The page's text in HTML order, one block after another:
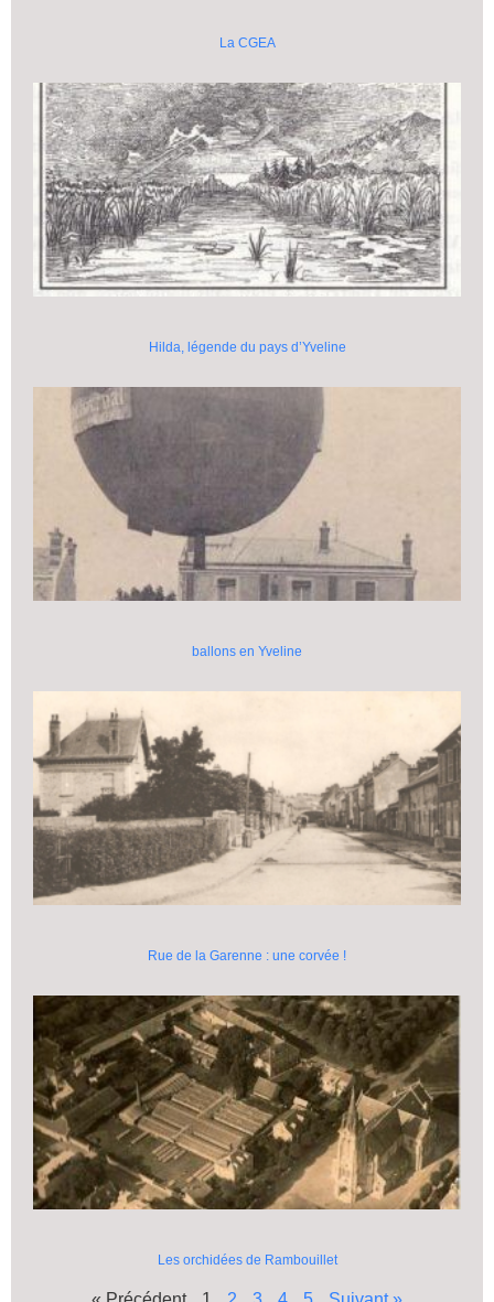
La CGEA
Hilda, légende du pays d’Yveline
ballons en Yveline
Rue de la Garenne : une corvée !
Les orchidées de Rambouillet